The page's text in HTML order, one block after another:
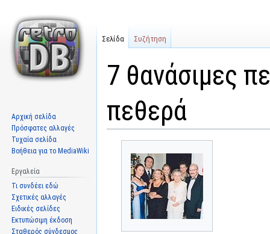
7 θανάσιμες
πεθερά
πλοήγηση
αναζήτηση
Σελίδα Συζήτηση
Αρχική σελίδα
Πρόσφατες αλλαγές
Τυχαία σελίδα
Βοήθεια για το MediaWiki
Εργαλεία
Τι συνδέει εδώ
Σχετικές αλλαγές
Ειδικές σελίδες
Εκτυπώσιμη έκδοση
Σταθερός σύνδεσμος